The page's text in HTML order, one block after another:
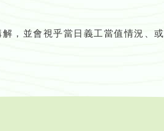
，並會視乎當日義工當值情況、